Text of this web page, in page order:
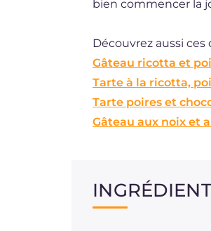
bien commencer la
Découvrez aussi
Gâteau ricotta et
Tarte à la ricotta,
Tarte poires et
Gâteau aux noix et